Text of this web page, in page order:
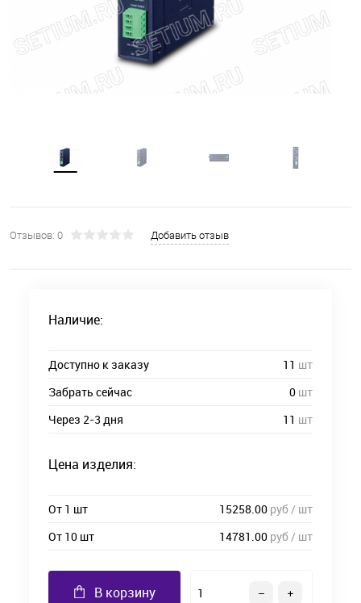
Отзывов: 0 Добавить отзыв
Наличие:
Доступно к заказу 11 шт
Забрать сейчас
0 шт
Через 2-3 дня
11 шт
Цена изделия:
От 1 шт 15258.00 руб / шт
От 10 шт
14781.00 руб / шт
В корзину